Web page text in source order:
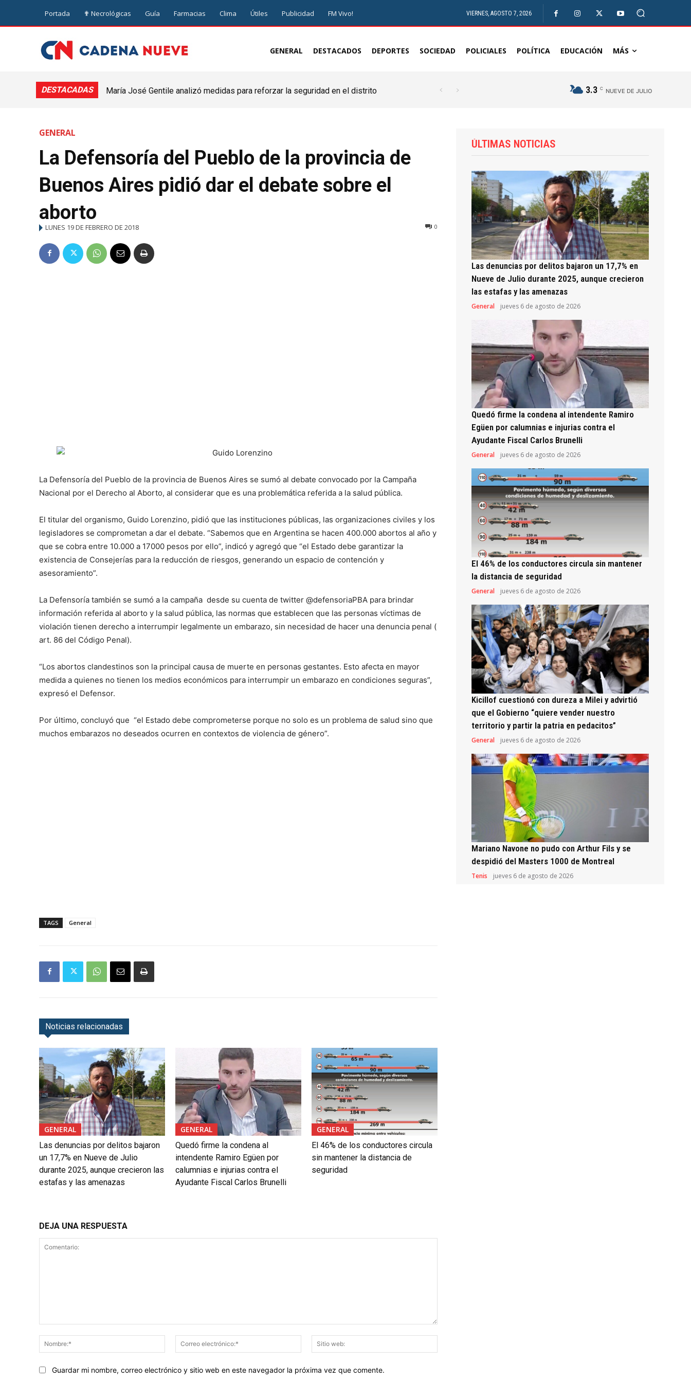
Portada ✟ Necrológicas Guía Farmacias Clima Útiles Publicidad FM Vivo! VIERNES, AGOSTO 7, 2026
GENERAL DESTACADOS DEPORTES SOCIEDAD POLICIALES POLÍTICA EDUCACIÓN MÁS
DESTACADAS
María José Gentile analizó medidas para reforzar la seguridad en el distrito
3.3 C NUEVE DE JULIO
GENERAL
La Defensoría del Pueblo de la provincia de
Buenos Aires pidió dar el debate sobre el
aborto
LUNES 19 DE FEBRERO DE 2018 0
La Defensoría del Pueblo de la provincia de Buenos Aires se sumó al debate convocado por la Campaña
Nacional por el Derecho al Aborto, al considerar que es una problemática referida a la salud pública.
El titular del organismo, Guido Lorenzino, pidió que las instituciones públicas, las organizaciones civiles y los
legisladores se comprometan a dar el debate. “Sabemos que en Argentina se hacen 400.000 abortos al año y
que se cobra entre 10.000 a 17000 pesos por ello”, indicó y agregó que “el Estado debe garantizar la
existencia de Consejerías para la reducción de riesgos, generando un espacio de contención y
asesoramiento”.
La Defensoría también se sumó a la campaña desde su cuenta de twitter @defensoriaPBA para brindar
información referida al aborto y la salud pública, las normas que establecen que las personas víctimas de
violación tienen derecho a interrumpir legalmente un embarazo, sin necesidad de hacer una denuncia penal (
art. 86 del Código Penal).
“Los abortos clandestinos son la principal causa de muerte en personas gestantes. Esto afecta en mayor
medida a quienes no tienen los medios económicos para interrumpir un embarazo en condiciones seguras”,
expresó el Defensor.
Por último, concluyó que “el Estado debe comprometerse porque no solo es un problema de salud sino que
muchos embarazos no deseados ocurren en contextos de violencia de género”.
TAGS General
Noticias relacionadas
GENERAL
Las denuncias por delitos bajaron
un 17,7% en Nueve de Julio
durante 2025, aunque crecieron las
estafas y las amenazas
GENERAL
Quedó firme la condena al
intendente Ramiro Egüen por
calumnias e injurias contra el
Ayudante Fiscal Carlos Brunelli
GENERAL
El 46% de los conductores circula
sin mantener la distancia de
seguridad
DEJA UNA RESPUESTA
Nombre:*
Correo
electrónico:*
web:
Guardar mi nombre, correo electrónico y sitio web en este navegador la próxima vez que comente.
ÚLTIMAS NOTICIAS
Las denuncias por delitos bajaron un 17,7% en
Nueve de Julio durante 2025, aunque crecieron
las estafas y las amenazas
General jueves 6 de agosto de 2026
Quedó firme la condena al intendente Ramiro
Egüen por calumnias e injurias contra el
Ayudante Fiscal Carlos Brunelli
General jueves 6 de agosto de 2026
El 46% de los conductores circula sin mantener
la distancia de seguridad
General jueves 6 de agosto de 2026
Kicillof cuestionó con dureza a Milei y advirtió
que el Gobierno “quiere vender nuestro
territorio y partir la patria en pedacitos”
General jueves 6 de agosto de 2026
Mariano Navone no pudo con Arthur Fils y se
despidió del Masters 1000 de Montreal
Tenis jueves 6 de agosto de 2026